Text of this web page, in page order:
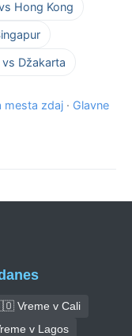
Hong Kong
Džakarta
mesta zdaj · Glavne
Vreme v Cali
v Lagos